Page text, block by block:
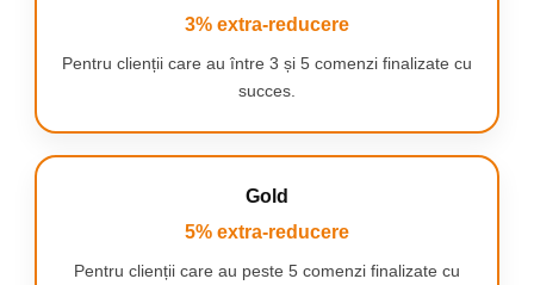
3% extra-reducere
Pentru clienții care au între 3 și 5 comenzi finalizate cu
succes.
Gold
5% extra-reducere
Pentru clienții care au peste 5 comenzi finalizate cu